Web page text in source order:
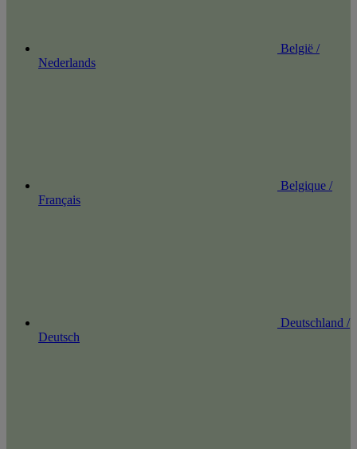
België /
Nederlands
Belgique /
Français
Deutschland /
Deutsch